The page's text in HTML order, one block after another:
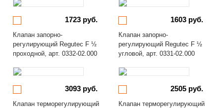
1723 руб.
Клапан запорно-
регулирующий Regutec F ½
проходной, арт. 0332-02.000
1603 руб.
Клапан запорно-
регулирующий Regutec F ½
угловой, арт. 0331-02.000
3093 руб.
Клапан терморегулирующий
2505 руб.
Клапан терморегулирующий